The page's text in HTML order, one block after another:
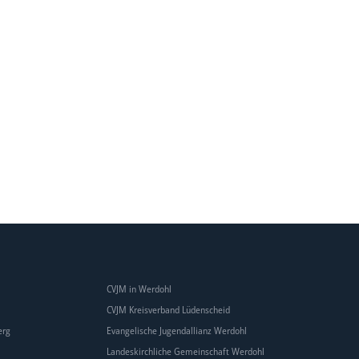
CVJM in Werdohl
CVJM Kreisverband Lüdenscheid
Evangelische Jugendallianz Werdohl
Landeskirchliche Gemeinschaft Werdohl